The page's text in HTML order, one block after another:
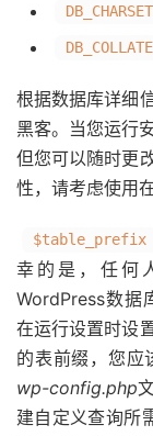
DB_CHARSET
DB_COLLATE
根据数据库详细
黑客。当您运行
但您可以随时更
性，请考虑使用
$table_prefix
幸的是，任何
WordPress数据
在运行设置时设
的表前缀，您应
wp-config.php
建自定义查询所